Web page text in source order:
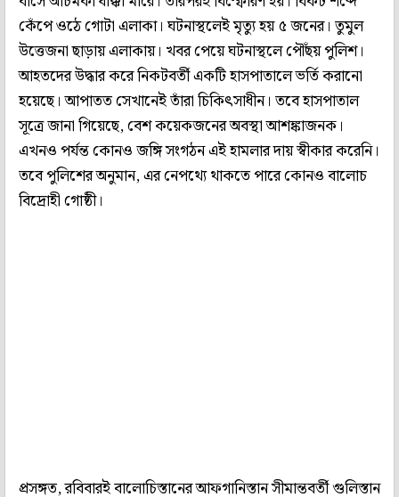
কেঁপে ওঠে গোটা এলাকা। ঘটনাস্থলেই মৃত্যু হয় ৫ জনের। তুমুল
উত্তেজনা ছাড়ায় এলাকায়। খবর পেয়ে ঘটনাস্থলে পৌঁছয় পুলিশ।
আহতদের উদ্ধার করে নিকটবর্তী একটি হাসপাতালে ভর্তি করানো
হয়েছে। আপাতত সেখানেই তাঁরা চিকিৎসাধীন। তবে হাসপাতাল
সূত্রে জানা গিয়েছে, বেশ কয়েকজনের অবস্থা আশঙ্কাজনক।
এখনও পর্যন্ত কোনও জঙ্গি সংগঠন এই হামলার দায় স্বীকার করেনি।
তবে পুলিশের অনুমান, এর নেপথ্যে থাকতে পারে কোনও বালোচ
বিদ্রোহী গোষ্ঠী।
প্রসঙ্গত, রবিবারই বালোচিস্তানের আফগানিস্তান সীমান্তবর্তী গুলিস্তান